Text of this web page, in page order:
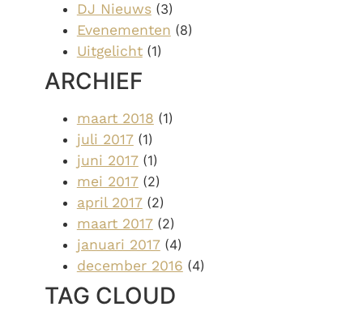
DJ Nieuws(3)
Evenementen (8)
Uitgelicht(1)
ARCHIEF
maart 2018 (1)
juli 2017(1)
juni 2017(1)
mei 2017(2)
april 2017(2)
maart 2017(2)
januari 2017(4)
december 2016 (4)
TAG CLOUD